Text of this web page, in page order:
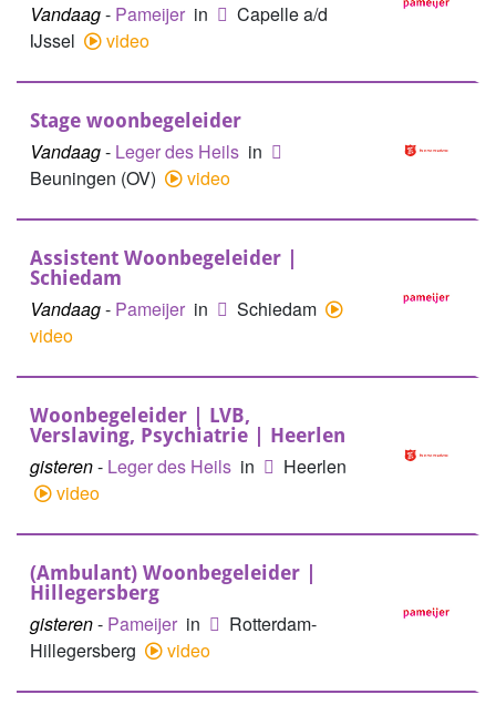
Vandaag- Pameijer in
Capelle a/d
IJssel
video
Stage woonbegeleider
Vandaag- Leger des Heils in
Beuningen (OV)
video
Assistent Woonbegeleider |
Schiedam
Vandaag- Pameijer in
Schiedam
video
Woonbegeleider | LVB,
Verslaving, Psychiatrie | Heerlen
gisteren- Leger des Heils in
Heerlen
video
(Ambulant) Woonbegeleider |
Hillegersberg
gisteren- Pameijer in
Rotterdam-
Hillegersberg
video